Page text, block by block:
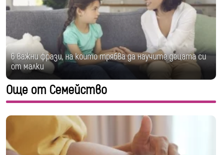
6 важни фрази, на които трябва да научите децата си
от малки
Още от Семейство